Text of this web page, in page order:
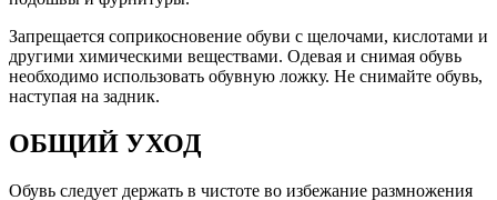
Запрещается соприкосновение обуви с щелочами, кислотами и
другими химическими веществами. Одевая и снимая обувь
необходимо использовать обувную ложку. Не снимайте обувь,
наступая на задник.
ОБЩИЙ УХОД
Обувь следует держать в чистоте во избежание размножения